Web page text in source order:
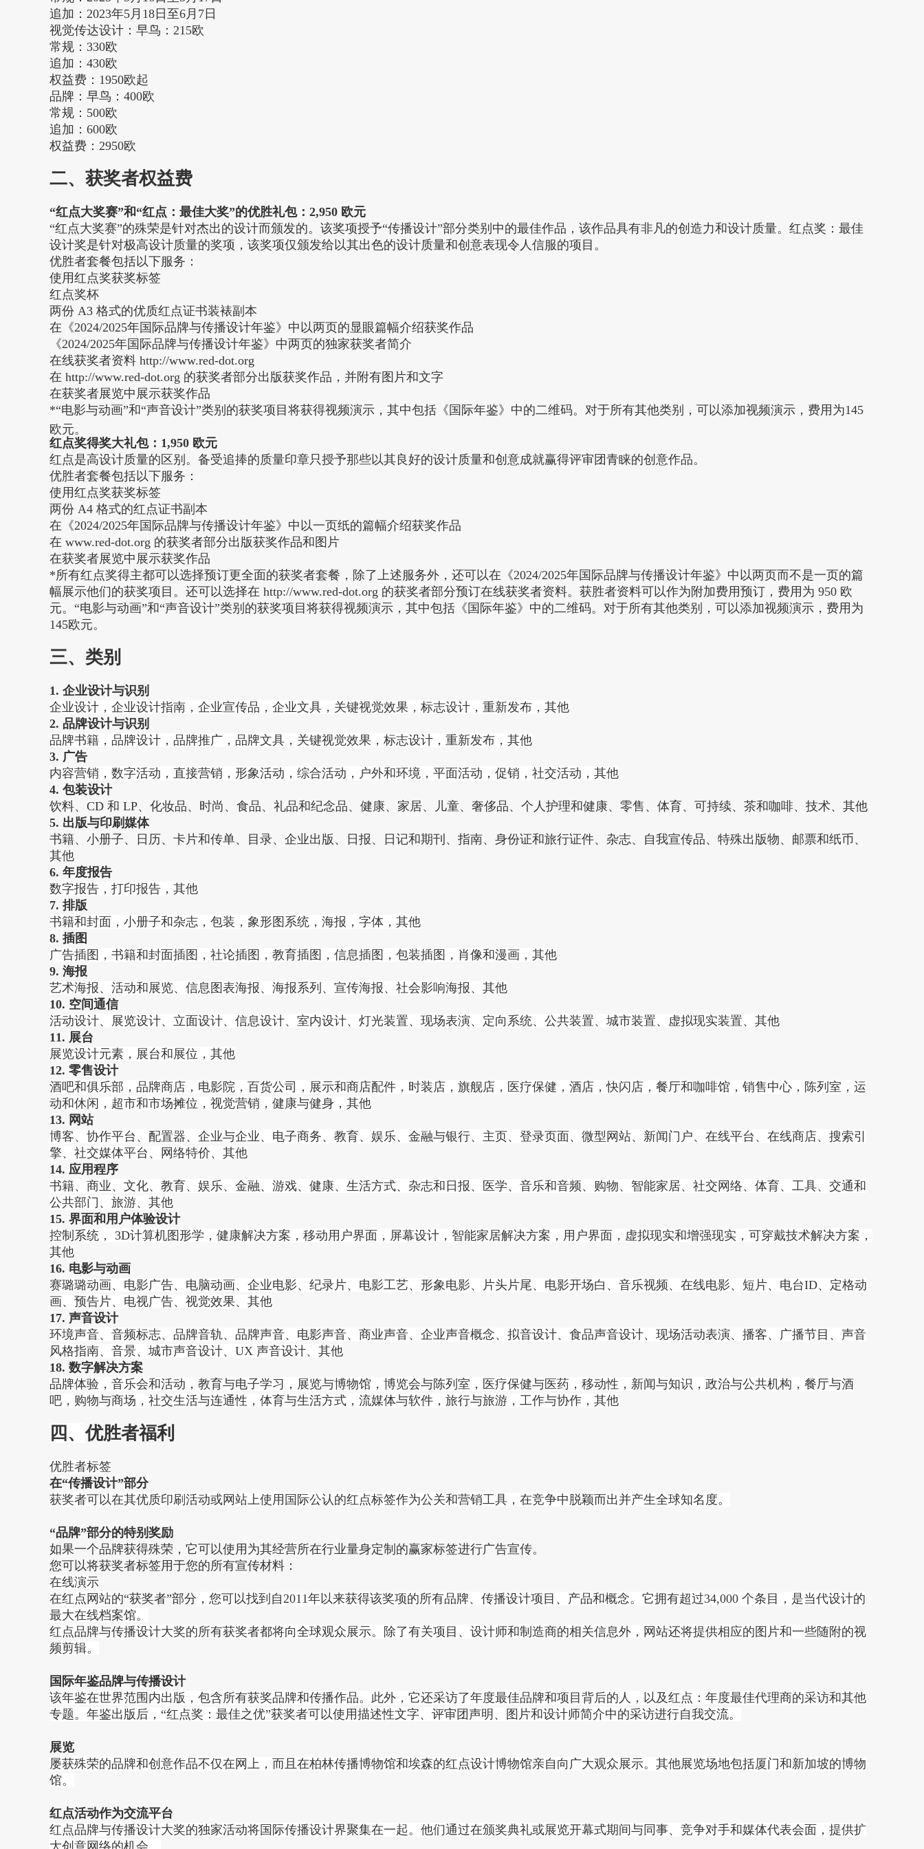
追加：2023年5月18日至6月7日
视觉传达设计：早鸟：215欧
常规：330欧
追加：430欧
权益费：1950欧起
品牌：早鸟：400欧
常规：500欧
追加：600欧
权益费：2950欧
二、获奖者权益费
“红点大奖赛”和“红点：最佳大奖”的优胜礼包：2,950 欧元
“红点大奖赛”的殊荣是针对杰出的设计而颁发的。该奖项授予“传播设计”部分类别中的最佳作品，该作品具有非凡的创造力和设计质量。红点奖：最佳
设计奖是针对极高设计质量的奖项，该奖项仅颁发给以其出色的设计质量和创意表现令人信服的项目。
优胜者套餐包括以下服务：
使用红点奖获奖标签
红点奖杯
两份 A3 格式的优质红点证书装裱副本
在《2024/2025年国际品牌与传播设计年鉴》中以两页的显眼篇幅介绍获奖作品
《2024/2025年国际品牌与传播设计年鉴》中两页的独家获奖者简介
在线获奖者资料 http://www.red-dot.org
在 http://www.red-dot.org 的获奖者部分出版获奖作品，并附有图片和文字
在获奖者展览中展示获奖作品
*“电影与动画”和“声音设计”类别的获奖项目将获得视频演示，其中包括《国际年鉴》中的二维码。对于所有其他类别，可以添加视频演示，费用为145
欧元。
红点奖得奖大礼包：1,950 欧元
红点是高设计质量的区别。备受追捧的质量印章只授予那些以其良好的设计质量和创意成就赢得评审团青睐的创意作品。
优胜者套餐包括以下服务：
使用红点奖获奖标签
两份 A4 格式的红点证书副本
在《2024/2025年国际品牌与传播设计年鉴》中以一页纸的篇幅介绍获奖作品
在 www.red-dot.org 的获奖者部分出版获奖作品和图片
在获奖者展览中展示获奖作品
*所有红点奖得主都可以选择预订更全面的获奖者套餐，除了上述服务外，还可以在《2024/2025年国际品牌与传播设计年鉴》中以两页而不是一页的篇
幅展示他们的获奖项目。还可以选择在 http://www.red-dot.org 的获奖者部分预订在线获奖者资料。获胜者资料可以作为附加费用预订，费用为 950 欧
元。“电影与动画”和“声音设计”类别的获奖项目将获得视频演示，其中包括《国际年鉴》中的二维码。对于所有其他类别，可以添加视频演示，费用为
145欧元。
三、类别
1. 企业设计与识别
企业设计，企业设计指南，企业宣传品，企业文具，关键视觉效果，标志设计，重新发布，其他
2. 品牌设计与识别
品牌书籍，品牌设计，品牌推广，品牌文具，关键视觉效果，标志设计，重新发布，其他
3. 广告
内容营销，数字活动，直接营销，形象活动，综合活动，户外和环境，平面活动，促销，社交活动，其他
4. 包装设计
饮料、CD 和 LP、化妆品、时尚、食品、礼品和纪念品、健康、家居、儿童、奢侈品、个人护理和健康、零售、体育、可持续、茶和咖啡、技术、其他
5. 出版与印刷媒体
书籍、小册子、日历、卡片和传单、目录、企业出版、日报、日记和期刊、指南、身份证和旅行证件、杂志、自我宣传品、特殊出版物、邮票和纸币、
其他
6. 年度报告
数字报告，打印报告，其他
7. 排版
书籍和封面，小册子和杂志，包装，象形图系统，海报，字体，其他
8. 插图
广告插图，书籍和封面插图，社论插图，教育插图，信息插图，包装插图，肖像和漫画，其他
9. 海报
艺术海报、活动和展览、信息图表海报、海报系列、宣传海报、社会影响海报、其他
10. 空间通信
活动设计、展览设计、立面设计、信息设计、室内设计、灯光装置、现场表演、定向系统、公共装置、城市装置、虚拟现实装置、其他
11. 展台
展览设计元素，展台和展位，其他
12. 零售设计
酒吧和俱乐部，品牌商店，电影院，百货公司，展示和商店配件，时装店，旗舰店，医疗保健，酒店，快闪店，餐厅和咖啡馆，销售中心，陈列室，运
动和休闲，超市和市场摊位，视觉营销，健康与健身，其他
13. 网站
博客、协作平台、配置器、企业与企业、电子商务、教育、娱乐、金融与银行、主页、登录页面、微型网站、新闻门户、在线平台、在线商店、搜索引
擎、社交媒体平台、网络特价、其他
14. 应用程序
书籍、商业、文化、教育、娱乐、金融、游戏、健康、生活方式、杂志和日报、医学、音乐和音频、购物、智能家居、社交网络、体育、工具、交通和
公共部门、旅游、其他
15. 界面和用户体验设计
控制系统， 3D计算机图形学，健康解决方案，移动用户界面，屏幕设计，智能家居解决方案，用户界面，虚拟现实和增强现实，可穿戴技术解决方案，
其他
16. 电影与动画
赛璐璐动画、电影广告、电脑动画、企业电影、纪录片、电影工艺、形象电影、片头片尾、电影开场白、音乐视频、在线电影、短片、电台ID、定格动
画、预告片、电视广告、视觉效果、其他
17. 声音设计
环境声音、音频标志、品牌音轨、品牌声音、电影声音、商业声音、企业声音概念、拟音设计、食品声音设计、现场活动表演、播客、广播节目、声音
风格指南、音景、城市声音设计、UX 声音设计、其他
18. 数字解决方案
品牌体验，音乐会和活动，教育与电子学习，展览与博物馆，博览会与陈列室，医疗保健与医药，移动性，新闻与知识，政治与公共机构，餐厅与酒
吧，购物与商场，社交生活与连通性，体育与生活方式，流媒体与软件，旅行与旅游，工作与协作，其他
四、优胜者福利
优胜者标签
在“传播设计”部分
获奖者可以在其优质印刷活动或网站上使用国际公认的红点标签作为公关和营销工具，在竞争中脱颖而出并产生全球知名度。
“品牌”部分的特别奖励
如果一个品牌获得殊荣，它可以使用为其经营所在行业量身定制的赢家标签进行广告宣传。
您可以将获奖者标签用于您的所有宣传材料：
在线演示
在红点网站的“获奖者”部分 ，您可以找到自2011年以来获得该奖项的所有品牌、传播设计项目、产品和概念。它拥有超过34,000 个条目，是当代设计的
最大在线档案馆。
红点品牌与传播设计大奖的所有获奖者都将向全球观众展示。除了有关项目、设计师和制造商的相关信息外，网站还将提供相应的图片和一些随附的视
频剪辑。
国际年鉴品牌与传播设计
该年鉴在世界范围内出版，包含所有获奖品牌和传播作品。此外，它还采访了年度最佳品牌和项目背后的人，以及红点：年度最佳代理商的采访和其他
专题。​年鉴出版后，“红点奖：最佳之优”获奖者可以使用描述性文字、评审团声明、图片和设计师简介中的采访进行自我交流。
展览
屡获殊荣的品牌和创意作品不仅在网上，而且在柏林传播博物馆和埃森的红点设计博物馆亲自向广大观众展示。其他展览场地包括厦门和新加坡的博物
馆。
红点活动作为交流平台
红点品牌与传播设计大奖的独家活动将国际传播设计界聚集在一起。他们通过在颁奖典礼或展览开幕式期间与同事、竞争对手和媒体代表会面，提供扩
大创意网络的机会。